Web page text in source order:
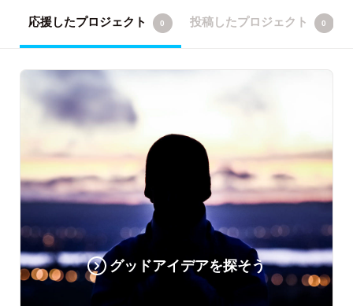
応援したプロジェクト 0 投稿したプロジェクト 0
グッドアイデアを探そう